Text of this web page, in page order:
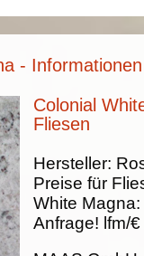
-
Colonial
Fliesen
Hersteller:
Preise für
White Magna:
Anfrage! lfm/€